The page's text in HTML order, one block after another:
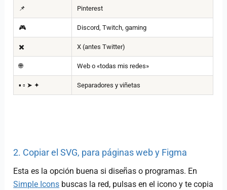
📌 Pinterest
🎮 Discord, Twitch, gaming
✖️ X (antes Twitter)
🌐 Web o «todas mis redes»
▪️ ▫️ ➤ ✦ Separadores y viñetas
2. Copiar el SVG, para páginas web y Figma
Esta es la opción buena si diseñas o programas. En
Simple Icons buscas la red, pulsas en el icono y te copia